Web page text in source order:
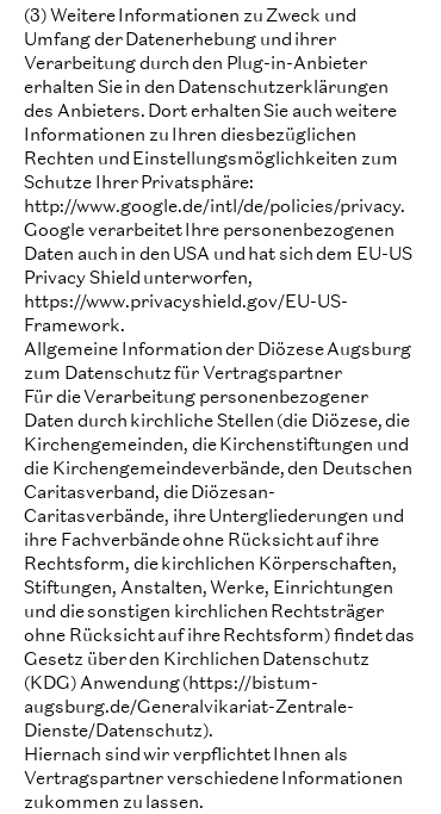
(3) Weitere Informationen zu Zweck und
Umfang der Datenerhebung und ihrer
Verarbeitung durch den Plug-in-Anbieter
erhalten Sie in den Datenschutzerklärungen
des Anbieters. Dort erhalten Sie auch weitere
Informationen zu Ihren diesbezüglichen
Rechten und Einstellungsmöglichkeiten zum
Schutze Ihrer Privatsphäre:
http://www.google.de/intl/de/policies/privacy.
Google verarbeitet Ihre personenbezogenen
Daten auch in den USA und hat sich dem EU-US
Privacy Shield unterworfen,
https://www.privacyshield.gov/EU-US-
Framework.
Allgemeine Information der Diözese Augsburg
zum Datenschutz für Vertragspartner
Für die Verarbeitung personenbezogener
Daten durch kirchliche Stellen (die Diözese, die
Kirchengemeinden, die Kirchenstiftungen und
die Kirchengemeindeverbände, den Deutschen
Caritasverband, die Diözesan-
Caritasverbände, ihre Untergliederungen und
ihre Fachverbände ohne Rücksicht auf ihre
Rechtsform, die kirchlichen Körperschaften,
Stiftungen, Anstalten, Werke, Einrichtungen
und die sonstigen kirchlichen Rechtsträger
ohne Rücksicht auf ihre Rechtsform) findet das
Gesetz über den Kirchlichen Datenschutz
(KDG) Anwendung (https://bistum-
augsburg.de/Generalvikariat-Zentrale-
Dienste/Datenschutz).
Hiernach sind wir verpflichtet Ihnen als
Vertragspartner verschiedene Informationen
zukommen zu lassen.